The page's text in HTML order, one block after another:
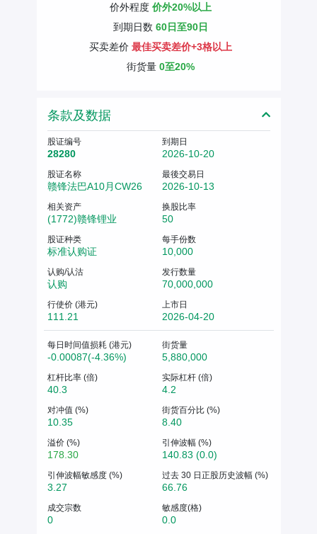
价外程度 价外20%以上
到期日数 60日至90日
买卖差价 最佳买卖差价+3格以上
街货量 0至20%
条款及数据
股证编号
28280
到期日
2026-10-20
股证名称
赣锋法巴A10月CW26
最後交易日
2026-10-13
相关资产
(1772)赣锋锂业
换股比率
50
股证种类
标准认购证
每手份数
10,000
认购/认沽
认购
发行数量
70,000,000
行使价 (港元)
111.21
上市日
2026-04-20
每日时间值损耗 (港元)
-0.00087(-4.36%)
街货量
5,880,000
杠杆比率 (倍)
40.3
实际杠杆 (倍)
4.2
对冲值 (%)
10.35
街货百分比 (%)
8.40
溢价 (%)
178.30
引伸波幅 (%)
140.83 (0.0)
引伸波幅敏感度 (%)
3.27
过去 30 日正股历史波幅 (%)
66.76
成交宗数
0
敏感度(格)
0.0